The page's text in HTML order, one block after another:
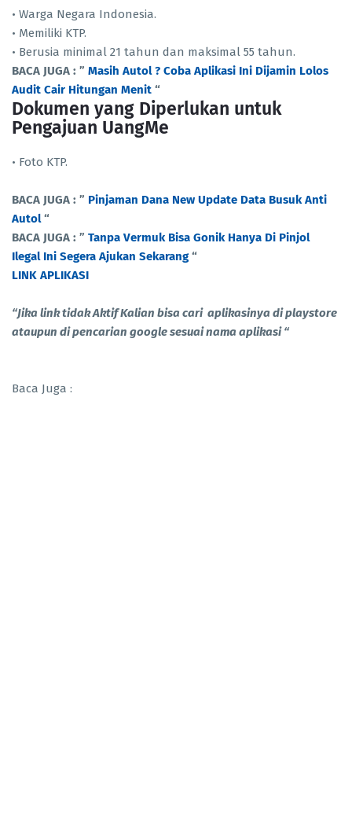
• Warga Negara Indonesia.
• Memiliki KTP.
• Berusia minimal 21 tahun dan maksimal 55 tahun.
BACA JUGA : ” Masih Autol ? Coba Aplikasi Ini Dijamin Lolos
Audit Cair Hitungan Menit “
Dokumen yang Diperlukan untuk
Pengajuan UangMe
• Foto KTP.
BACA JUGA : ” Pinjaman Dana New Update Data Busuk Anti
Autol“
BACA JUGA : ” Tanpa Vermuk Bisa Gonik Hanya Di Pinjol
Ilegal Ini Segera Ajukan Sekarang“
LINK APLIKASI
“Jika link tidak Aktif Kalian bisa cari aplikasinya di playstore
ataupun di pencarian google sesuai nama aplikasi “
Baca Juga :